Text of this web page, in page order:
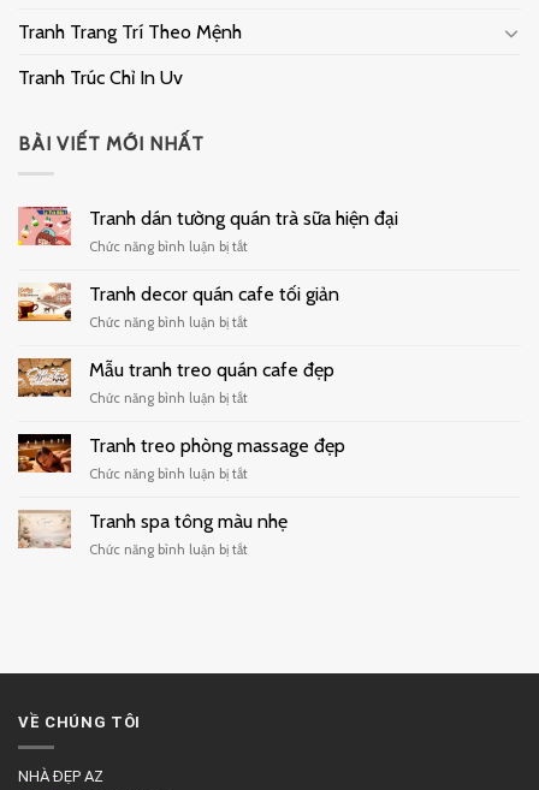
Tranh Trang Trí Theo Mệnh
Tranh Trúc Chỉ In Uv
BÀI VIẾT MỚI NHẤT
Tranh dán tường quán trà sữa hiện đại
Chức năng bình luận bị tắtở
dán
quán
sữa
Tranh decor quán cafe tối giản
Chức năng bình luận bị tắtở
decor
cafe
giản
Mẫu tranh treo quán cafe đẹp
Chức năng bình luận bị tắtở
quán
đẹp
Tranh treo phòng massage đẹp
Chức năng bình luận bị tắtở
treo
phòng
massage
Tranh spa tông màu nhẹ
Chức năng bình luận bị tắtở
VỀ CHÚNG TÔI
NHÀ ĐẸP AZ